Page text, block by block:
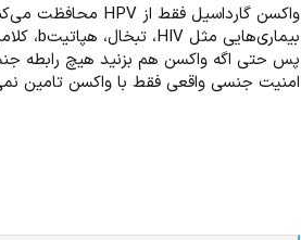
ز
ا
:
واکسن گارداسیل فقط از HPV محافظت می‌کنه نه همه بیماری‌های جنسی
بیماری‌هایی مثل HIV، تبخال، هپاتیتb، کلامیدیا، سوزاک، سیفلیس و… هنوز خطرناکن
پس حتی اگه واکسن هم بزنید هیچ رابطه
امنیت جنسی واقعی فقط با واکسن تامین